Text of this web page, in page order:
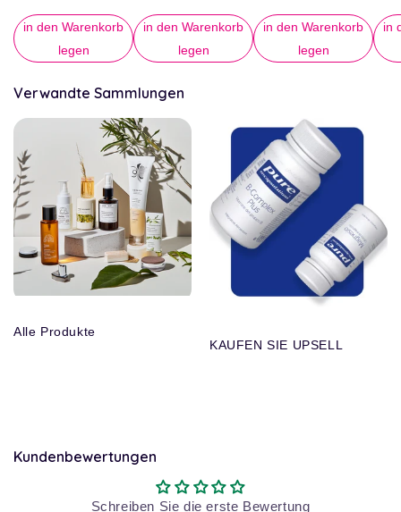
in den Warenkorb
legen
in den Warenkorb
legen
in den Warenkorb
legen
in
Verwandte Sammlungen
Alle Produkte
KAUFEN SIE UPSELL
Kundenbewertungen
Schreiben Sie die erste Bewertung